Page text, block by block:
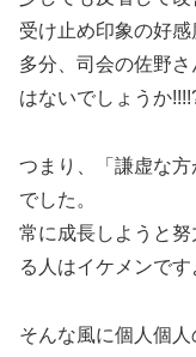
受け止め印象の好
多分、司会の佐野
はないでしょうか
つまり、「謙虚な
でした。
常に成長しようと
る人はイケメンです
そんな風に個人個